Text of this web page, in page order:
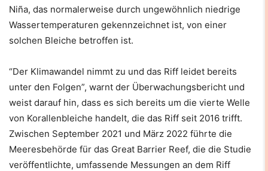
Niña, das normalerweise durch ungewöhnlich niedrige
Wassertemperaturen gekennzeichnet ist, von einer
solchen Bleiche betroffen ist.
“Der Klimawandel nimmt zu und das Riff leidet bereits
unter den Folgen”, warnt der Überwachungsbericht und
weist darauf hin, dass es sich bereits um die vierte Welle
von Korallenbleiche handelt, die das Riff seit 2016 trifft.
Zwischen September 2021 und März 2022 führte die
Meeresbehörde für das Great Barrier Reef, die die Studie
veröffentlichte, umfassende Messungen an dem Riff